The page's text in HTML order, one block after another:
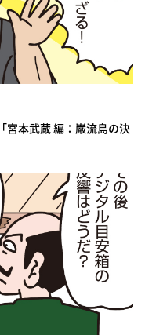
本武蔵 編：巌流島の決